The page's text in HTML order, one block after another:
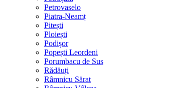
Petrovaselo
Piatra-Neamț
Pitești
Ploiești
Podișor
Popești Leordeni
Porumbacu de Sus
Rădăuți
Râmnicu Sărat